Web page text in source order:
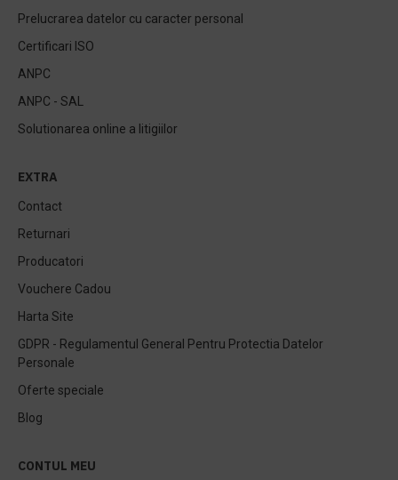
Prelucrarea datelor cu caracter personal
Certificari ISO
ANPC
ANPC - SAL
Solutionarea online a litigiilor
EXTRA
Contact
Returnari
Producatori
Vouchere Cadou
Harta Site
GDPR - Regulamentul General Pentru Protectia Datelor
Personale
Oferte speciale
Blog
CONTUL MEU